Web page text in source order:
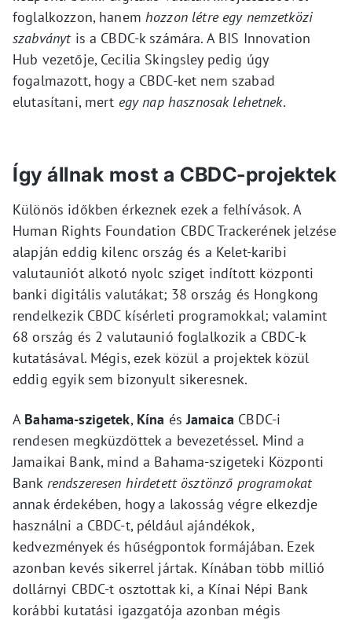
foglalkozzon, hanem hozzon létre egy nemzetközi
szabványtis a CBDC-k számára. A BIS Innovation
Hub vezetője, Cecilia Skingsley pedig úgy
fogalmazott, hogy a CBDC-ket nem szabad
elutasítani, mert egy nap hasznosak lehetnek.
Így állnak most a CBDC-projektek
Különös időkben érkeznek ezek a felhívások. A
Human Rights Foundation CBDC Trackerének jelzése
alapján eddig kilenc ország és a Kelet-karibi
valutauniót alkotó nyolc sziget indított központi
banki digitális valutákat; 38 ország és Hongkong
rendelkezik CBDC kísérleti programokkal; valamint
68 ország és 2 valutaunió foglalkozik a CBDC-k
kutatásával. Mégis, ezek közül a projektek közül
eddig egyik sem bizonyult sikeresnek.
A Bahama-szigetek, Kína ésJamaica CBDC-i
rendesen megküzdöttek a bevezetéssel. Mind a
Jamaikai Bank, mind a Bahama-szigeteki Központi
Bank rendszeresen hirdetett ösztönző programokat
annak érdekében, hogy a lakosság végre elkezdje
használni a CBDC-t, például ajándékok,
kedvezmények és hűségpontok formájában. Ezek
azonban kevés sikerrel jártak. Kínában több millió
dollárnyi CBDC-t osztottak ki, a Kínai Népi Bank
korábbi kutatási igazgatója azonban mégis